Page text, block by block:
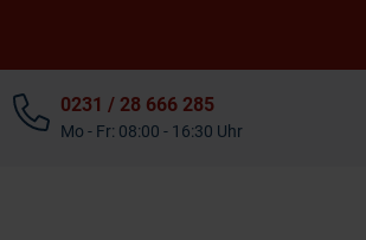
0231 / 28 666 285
Mo - Fr: 08:00 - 16:30 Uhr